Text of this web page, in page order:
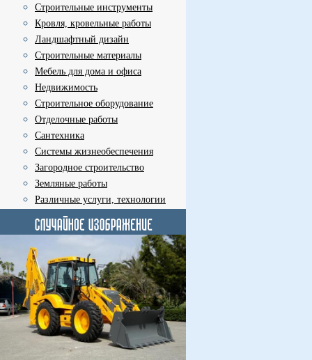
Строительные инструменты
Кровля, кровельные работы
Ландшафтный дизайн
Строительные материалы
Мебель для дома и офиса
Недвижимость
Строительное оборудование
Отделочные работы
Сантехника
Системы жизнеобеспечения
Загородное строительство
Земляные работы
Различные услуги, технологии